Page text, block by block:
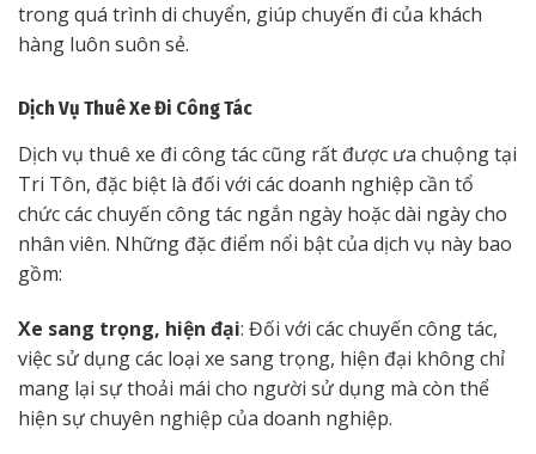
trong quá trình di chuyển, giúp chuyến đi của khách
hàng luôn suôn sẻ.
Dịch Vụ Thuê Xe Đi Công Tác
Dịch vụ thuê xe đi công tác cũng rất được ưa chuộng tại
Tri Tôn, đặc biệt là đối với các doanh nghiệp cần tổ
chức các chuyến công tác ngắn ngày hoặc dài ngày cho
nhân viên. Những đặc điểm nổi bật của dịch vụ này bao
gồm:
Xe sang trọng, hiện đại: Đối với các chuyến công tác,
việc sử dụng các loại xe sang trọng, hiện đại không chỉ
mang lại sự thoải mái cho người sử dụng mà còn thể
hiện sự chuyên nghiệp của doanh nghiệp.